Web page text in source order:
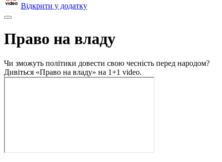
Відкрити у додатку
Право на владу
Чи зможуть політики довести свою чесність перед народом?
Дивіться «Право на владу» на 1+1 video.